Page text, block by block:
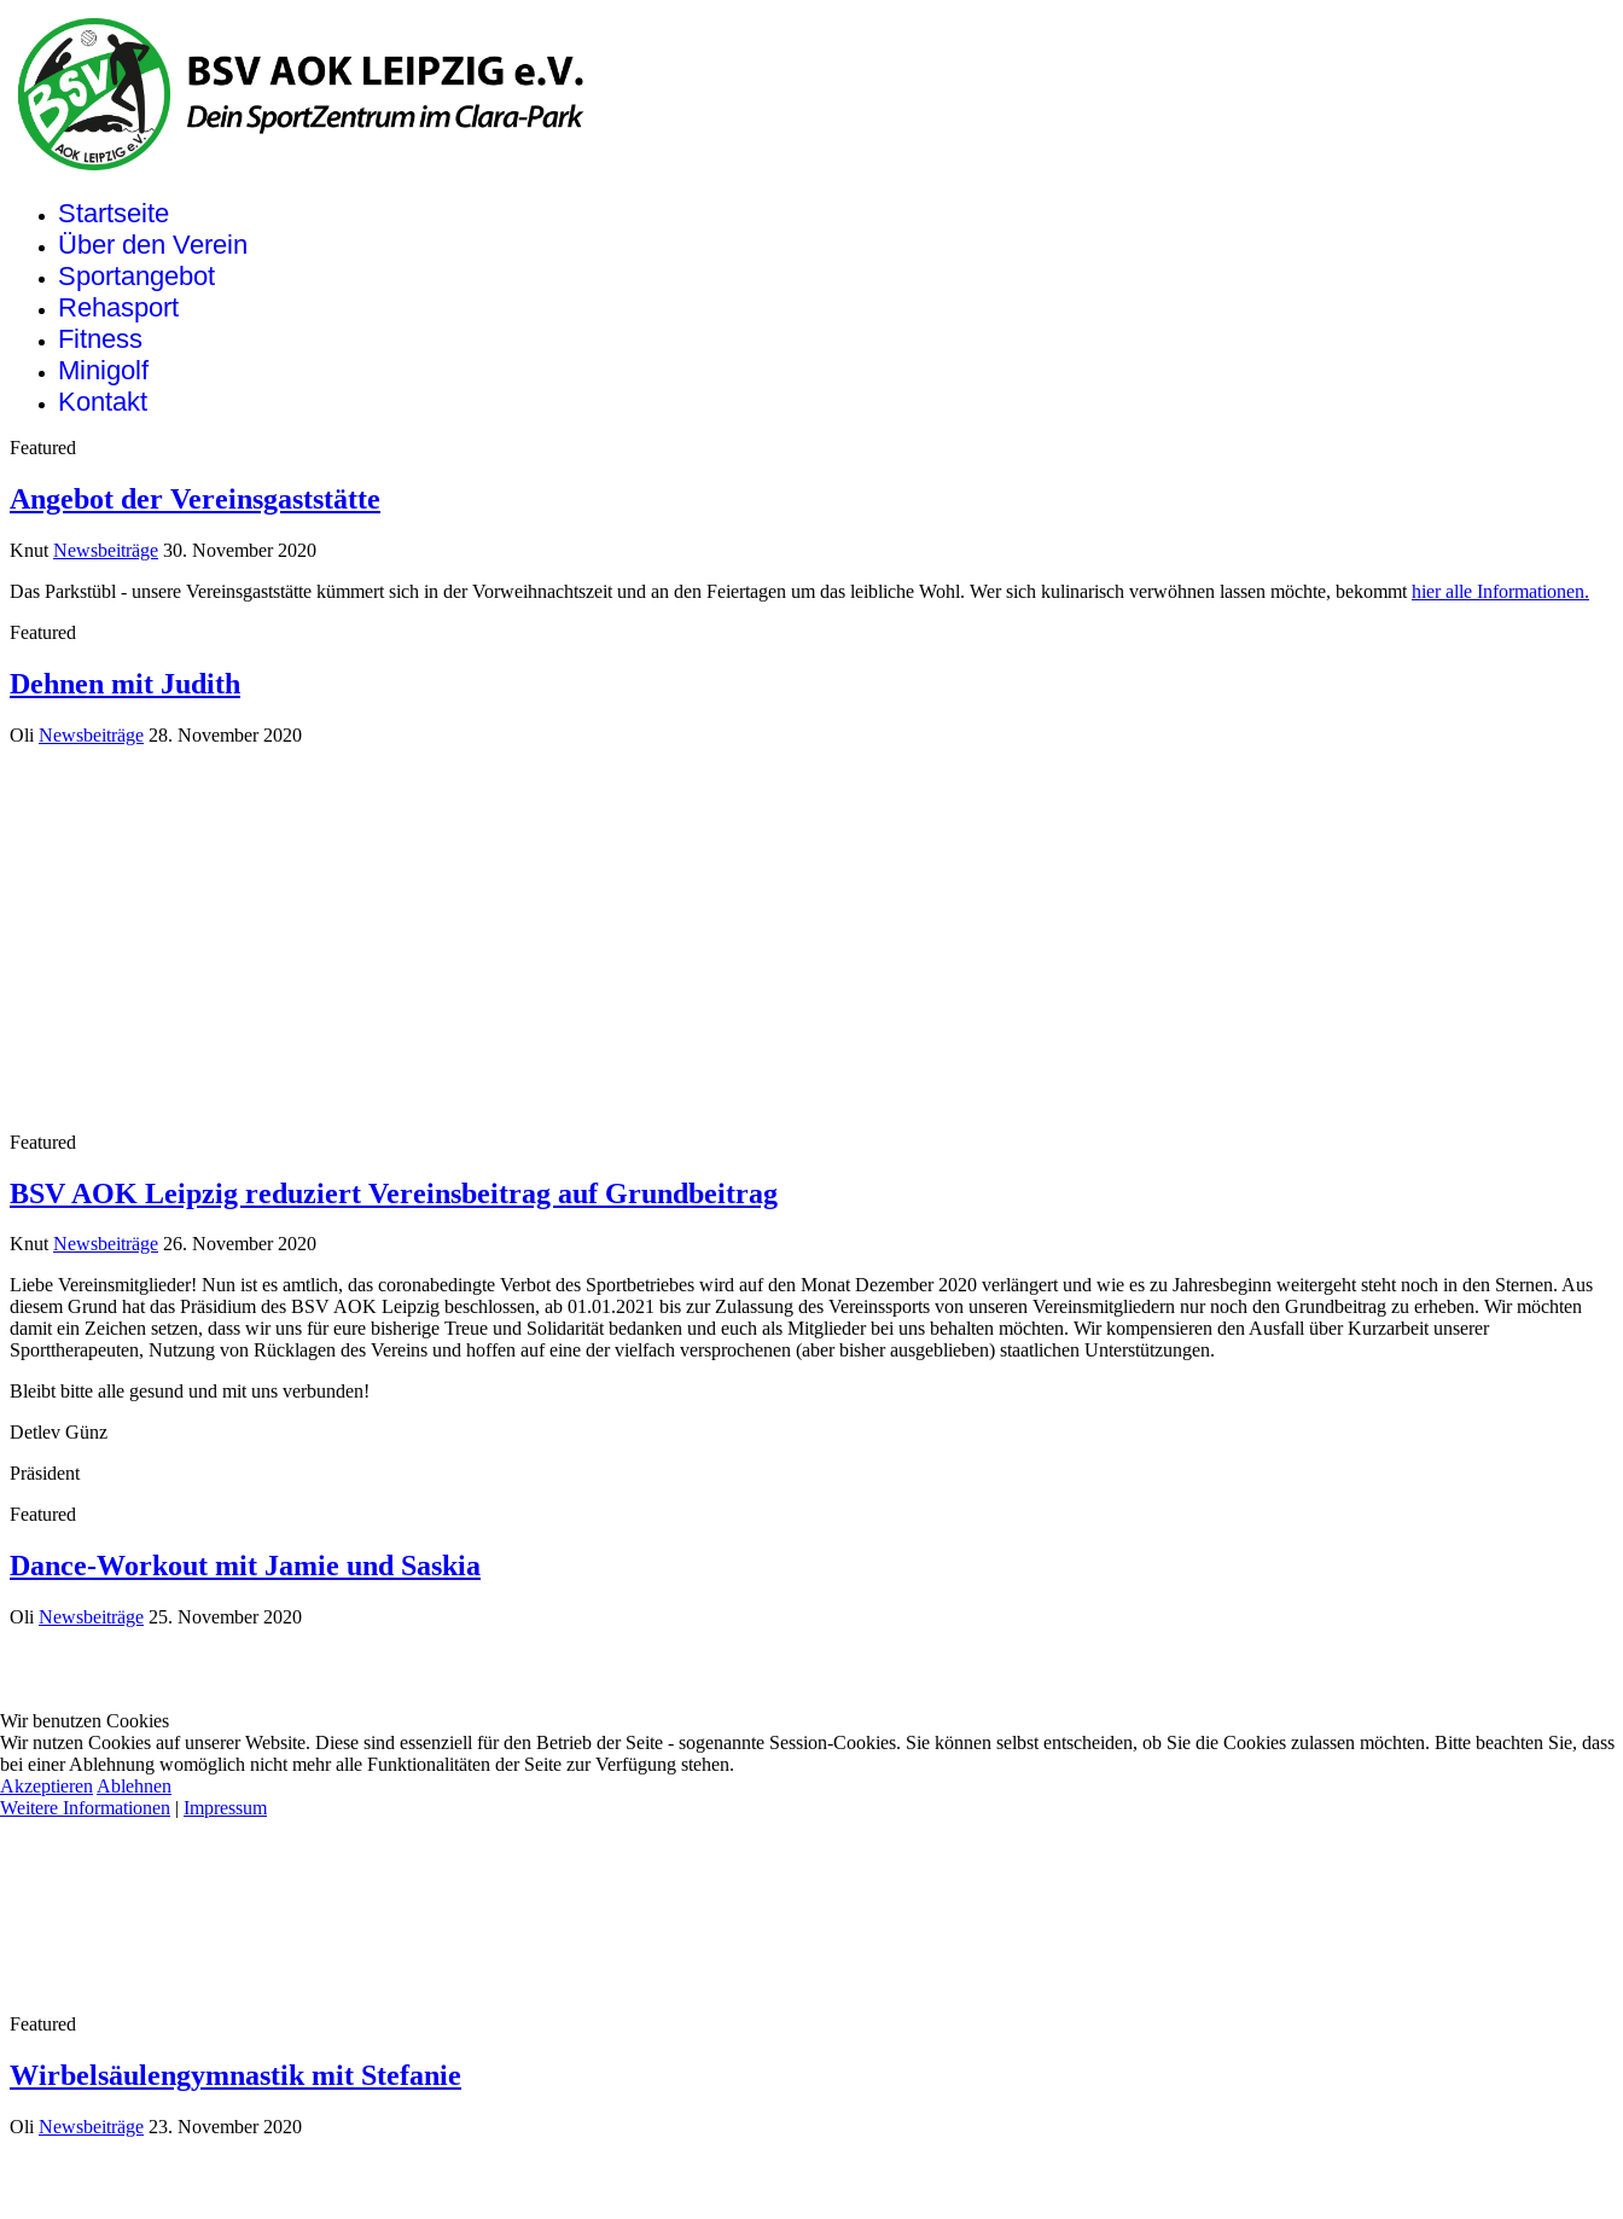
Startseite
Über den Verein
Sportangebot
Rehasport
Fitness
Minigolf
Kontakt
Featured
Angebot der Vereinsgaststätte
Knut Newsbeiträge 30. November 2020
Das Parkstübl - unsere Vereinsgaststätte kümmert sich in der Vorweihnachtszeit und an den Feiertagen um das leibliche Wohl. Wer sich kulinarisch verwöhnen lassen möchte, bekommt hier alle Informationen.
Featured
Dehnen mit Judith
Oli Newsbeiträge 28. November 2020
Featured
BSV AOK Leipzig reduziert Vereinsbeitrag auf Grundbeitrag
Knut Newsbeiträge 26. November 2020
Liebe Vereinsmitglieder! Nun ist es amtlich, das coronabedingte Verbot des Sportbetriebes wird auf den Monat Dezember 2020 verlängert und wie es zu Jahresbeginn weitergeht steht noch in den Sternen. Aus
diesem Grund hat das Präsidium des BSV AOK Leipzig beschlossen, ab 01.01.2021 bis zur Zulassung des Vereinssports von unseren Vereinsmitgliedern nur noch den Grundbeitrag zu erheben. Wir möchten
damit ein Zeichen setzen, dass wir uns für eure bisherige Treue und Solidarität bedanken und euch als Mitglieder bei uns behalten möchten. Wir kompensieren den Ausfall über Kurzarbeit unserer
Sporttherapeuten, Nutzung von Rücklagen des Vereins und hoffen auf eine der vielfach versprochenen (aber bisher ausgeblieben) staatlichen Unterstützungen.
Bleibt bitte alle gesund und mit uns verbunden!
Detlev Günz
Präsident
Featured
Dance-Workout mit Jamie und Saskia
Oli Newsbeiträge 25. November 2020
Featured
Wirbelsäulengymnastik mit Stefanie
Oli Newsbeiträge 23. November 2020
Wir benutzen Cookies
Wir nutzen Cookies auf unserer Website. Diese sind essenziell für den Betrieb der Seite - sogenannte Session-Cookies. Sie können selbst entscheiden, ob Sie die Cookies zulassen möchten. Bitte beachten Sie, dass
bei einer Ablehnung womöglich nicht mehr alle Funktionalitäten der Seite zur Verfügung stehen.
Akzeptieren Ablehnen
Weitere Informationen | Impressum